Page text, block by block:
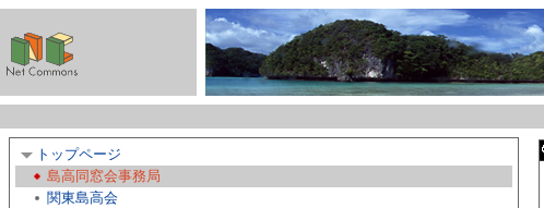
トップページ
島高同窓会事務局
関東島高会